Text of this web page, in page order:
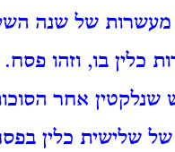
של שנה
כלין בו, וזהו פסח.
שנלקטין אחר
שלישית כלין